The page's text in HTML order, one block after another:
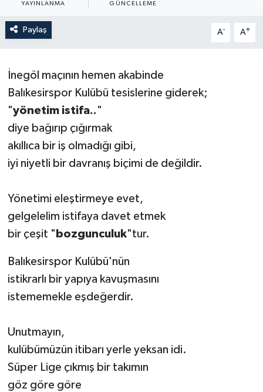
YAYINLANMA GÜNCELLEME
Paylaş A- A+
İnegöl maçının hemen akabinde
Balıkesirspor Kulübü tesislerine giderek;
"yönetim istifa.."
diye bağırıp çığırmak
akıllıca bir iş olmadığı gibi,
iyi niyetli bir davranış biçimi de değildir.
Yönetimi eleştirmeye evet,
gelgelelim istifaya davet etmek
bir çeşit " bozgunculuk"tur.
Balıkesirspor Kulübü'nün
istikrarlı bir yapıya kavuşmasını
istememekle eşdeğerdir.
Unutmayın,
kulübümüzün itibarı yerle yeksan idi.
Süper Lige çıkmış bir takımın
göz göre göre